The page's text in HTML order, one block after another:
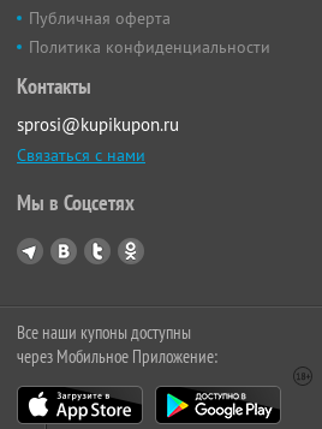
Публичная оферта
Политика конфиденциальности
Контакты
sprosi@kupikupon.ru
Связаться с нами
Мы в Соцсетях
Все наши купоны доступны
через Мобильное Приложение: